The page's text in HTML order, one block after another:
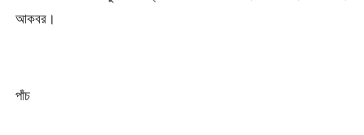
আকবর।
পাঁচ